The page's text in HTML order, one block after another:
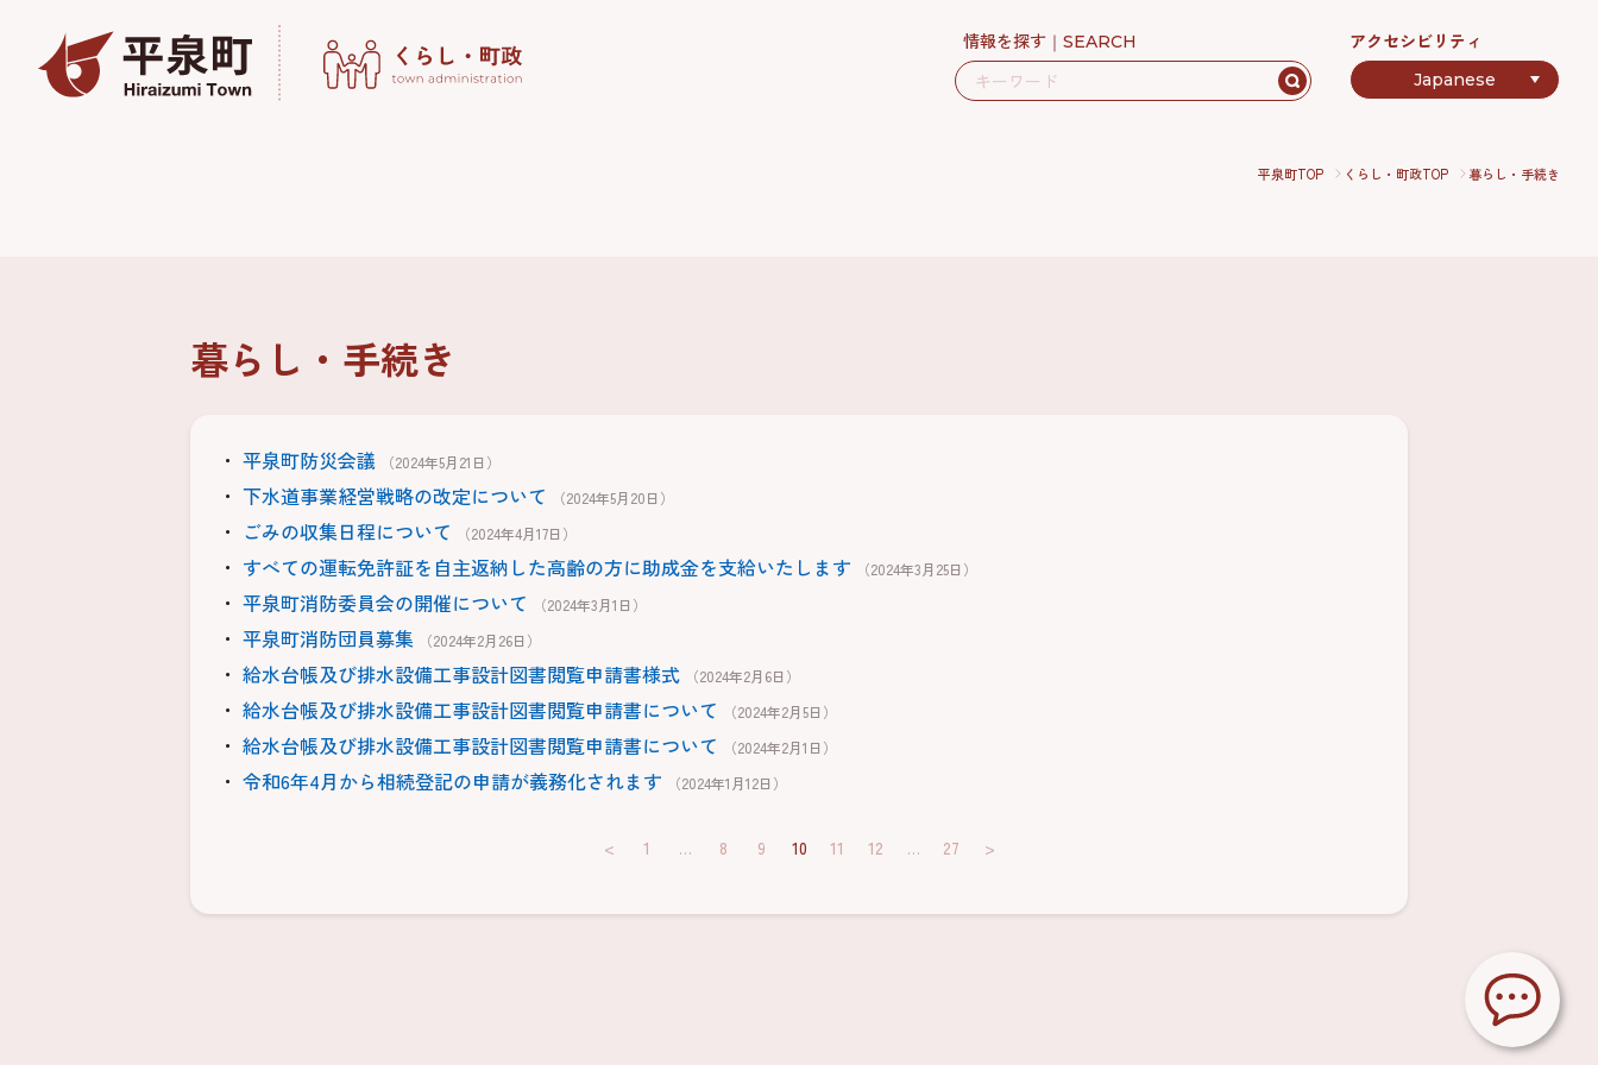
情報を探す SEARCH アクセシビリティ
平泉町TOP くらし・町政TOP 暮らし・手続き
暮らし・手続き
平泉町防災会議 （2024年5月21日）
下水道事業経営戦略の改定について （2024年5月20日）
ごみの収集日程について （2024年4月17日）
すべての運転免許証を自主返納した高齢の方に助成金を支給いたします （2024年3月25日）
平泉町消防委員会の開催について （2024年3月1日）
平泉町消防団員募集 （2024年2月26日）
給水台帳及び排水設備工事設計図書閲覧申請書様式 （2024年2月6日）
給水台帳及び排水設備工事設計図書閲覧申請書について （2024年2月5日）
給水台帳及び排水設備工事設計図書閲覧申請書について （2024年2月1日）
令和6年4月から相続登記の申請が義務化されます （2024年1月12日）
< 1 … 8 9 10 11 12 … 27 >